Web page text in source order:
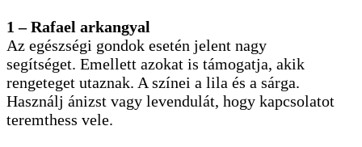
1 – Rafael arkangyal
Az egészségi gondok esetén jelent nagy
segítséget. Emellett azokat is támogatja, akik
rengeteget utaznak. A színei a lila és a sárga.
Használj ánizst vagy levendulát, hogy kapcsolatot
teremthess vele.